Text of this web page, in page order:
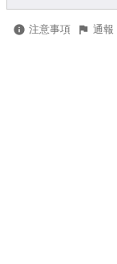
注意事項 通報